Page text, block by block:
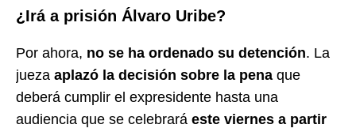
¿Irá a prisión Álvaro Uribe?
Por ahora, no se ha ordenado su detención. La
jueza aplazó la decisión sobre la pena que
deberá cumplir el expresidente hasta una
audiencia que se celebrará este viernes a partir